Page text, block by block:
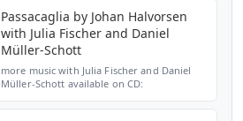
Passacaglia by Johan Halvorsen
with Julia Fischer and Daniel
Müller-Schott
more music with Julia Fischer and Daniel
Müller-Schott available on CD: